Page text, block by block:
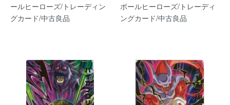
ールヒーローズ/トレーディン
グカード/中古良品
ボールヒーローズ/トレーディ
ングカード/中古良品